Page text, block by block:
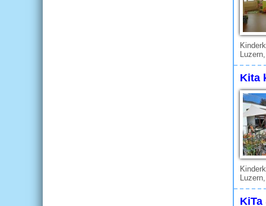
Kita